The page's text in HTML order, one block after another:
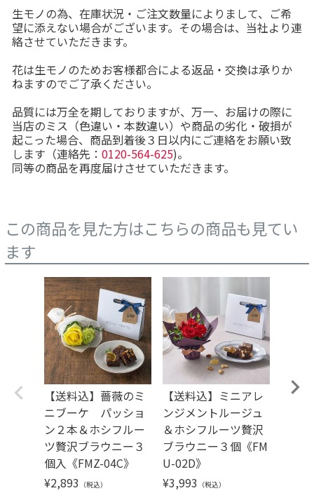
生モノの為、在庫状況・ご注文数量によりまして、ご希
望に添えない場合がございます。その場合は、当社より連
絡させていただきます。
花は生モノのためお客様都合による返品・交換は承りか
ねますのでご了承ください。
品質には万全を期しておりますが、万一、お届けの際に
当店のミス（色違い・本数違い）や商品の劣化・破損が
起こった場合、商品到着後３日以内にご連絡をお願い致
します（連絡先： 0120-564-625)。
同等の商品を再度届けさせていただきます。
この商品を見た方はこちらの商品も見てい
ます
【送料込】薔薇のミ
ニブーケ パッショ
ン２本＆ホシフルー
ツ贅沢ブラウニー３
個入《FMZ-04C》
¥2,893 （税込）
【送料込】ミニアレ
ンジメントルージュ
＆ホシフルーツ贅沢
ブラウニー３個《FM
U-02D》
¥3,993 （税込）
【送